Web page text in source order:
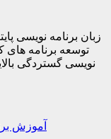
زبان برنامه نویسی
توسعه برنامه های
نویسی گستردگی